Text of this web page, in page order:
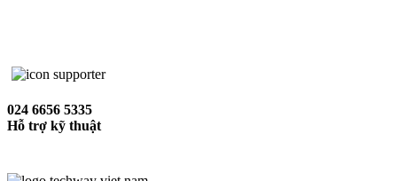
024 6656 5335
Hỗ trợ kỹ thuật